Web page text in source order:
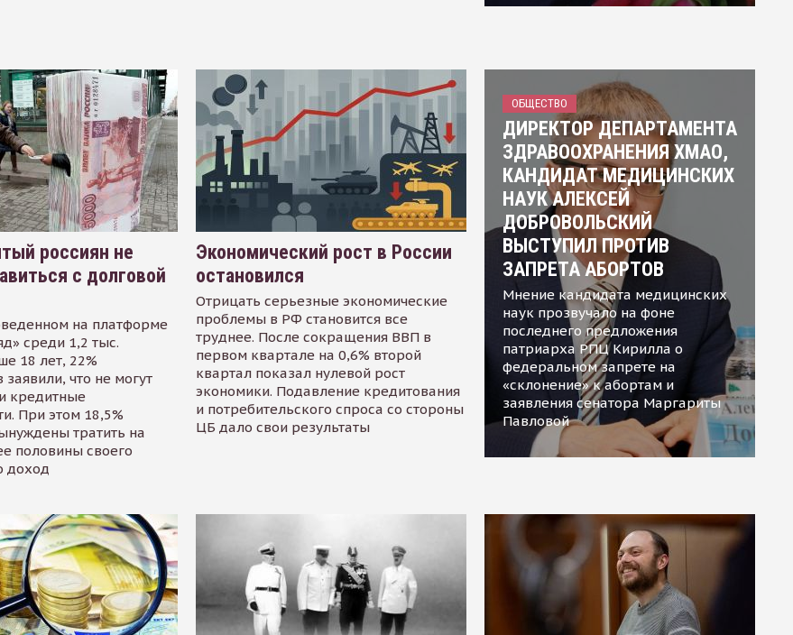
россиян не
с долговой
на платформе
среди 1,2 тыс.
18 лет, 22%
заявили, что не могут
кредитные
При этом 18,5%
тратить на
половины своего
доход
Экономический рост в России
остановился
Отрицать серьезные экономические
проблемы в РФ становится все
труднее. После сокращения ВВП в
первом квартале на 0,6% второй
квартал показал нулевой рост
экономики. Подавление кредитования
и потребительского спроса со стороны
ЦБ дало свои результаты
ОБЩЕСТВО
ДИРЕКТОР ДЕПАРТАМЕНТА
ЗДРАВООХРАНЕНИЯ ХМАО,
КАНДИДАТ МЕДИЦИНСКИХ
НАУК АЛЕКСЕЙ
ДОБРОВОЛЬСКИЙ
ВЫСТУПИЛ ПРОТИВ
ЗАПРЕТА АБОРТОВ
Мнение кандидата медицинских
наук прозвучало на фоне
последнего предложения
патриарха РПЦ Кирилла о
федеральном запрете на
«склонение» к абортам и
заявления сенатора Маргариты
Павловой